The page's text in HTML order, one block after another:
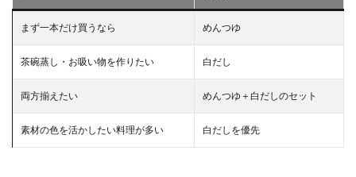
まず一本だけ買うなら めんつゆ
茶碗蒸し・お吸い物を作りたい 白だし
両方揃えたい めんつゆ＋白だしのセット
素材の色を活かしたい料理が多い 白だしを優先